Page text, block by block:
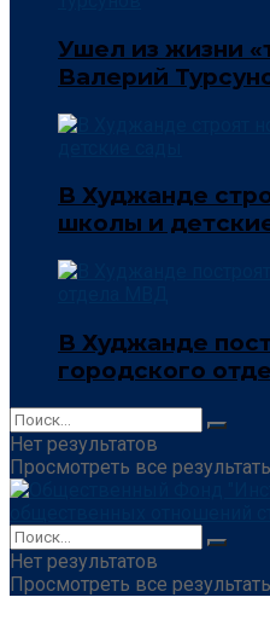
Ушел из жизни
Валерий
В Худжанде
школы и
В Худжанде
городского
Нет результатов
Просмотреть все
Нет результатов
Просмотреть все